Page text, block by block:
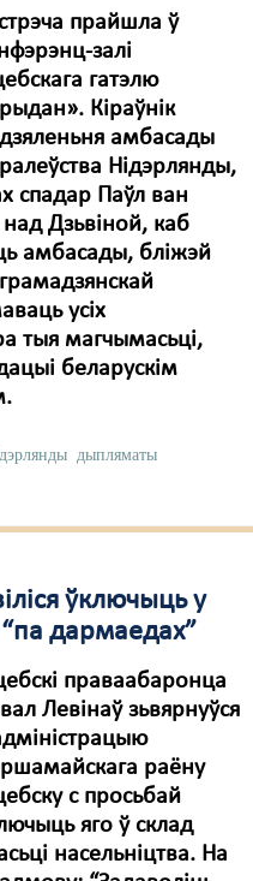
прайшла ў
залі
гатэлю
Кіраўнік
амбасады
Нідэрлянды,
спадар Паўл ван
Дзьвіной, каб
амбасады, бліжэй
усіх
тыя магчымасьці,
беларускім
дыпляматы
ўключыць у
“па дармаедах”
праваабаронца
Левінаў зьвярнуўся
раёну
с просьбай
яго ў склад
насельніцтва. На